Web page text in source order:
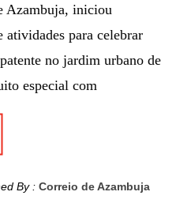
Azambuja, iniciou
para celebrar
no jardim urbano de
especial com
By : Correio de Azambuja